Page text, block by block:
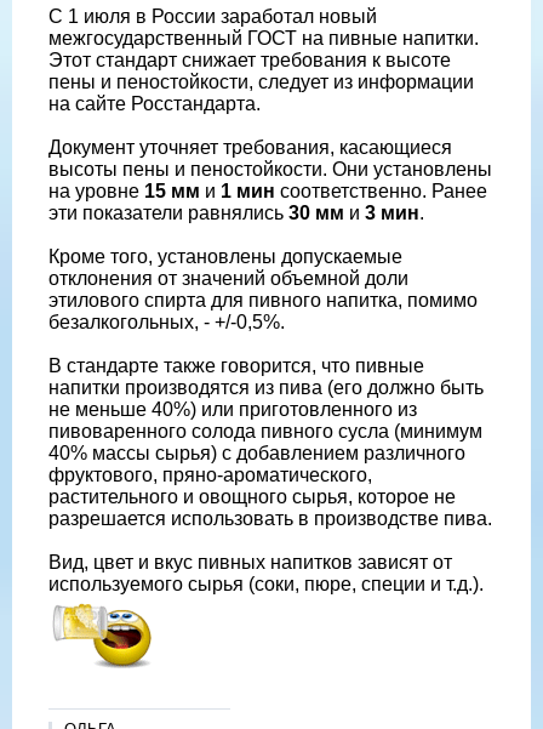
С 1 июля в России заработал новый
межгосударственный ГОСТ на пивные напитки.
Этот стандарт снижает требования к высоте
пены и пеностойкости, следует из информации
на сайте Росстандарта.
Документ уточняет требования, касающиеся
высоты пены и пеностойкости. Они установлены
на уровне 15 мм и 1 мин соответственно. Ранее
эти показатели равнялись 30 мм и 3 мин.
Кроме того, установлены допускаемые
отклонения от значений объемной доли
этилового спирта для пивного напитка, помимо
безалкогольных, - +/-0,5%.
В стандарте также говорится, что пивные
напитки производятся из пива (его должно быть
не меньше 40%) или приготовленного из
пивоваренного солода пивного сусла (минимум
40% массы сырья) с добавлением различного
фруктового, пряно-ароматического,
растительного и овощного сырья, которое не
разрешается использовать в производстве пива.
Вид, цвет и вкус пивных напитков зависят от
используемого сырья (соки, пюре, специи и т.д.).